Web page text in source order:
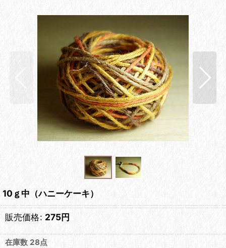
10ｇ中（ハニーケーキ）
販売価格: 275円
在庫数 28点